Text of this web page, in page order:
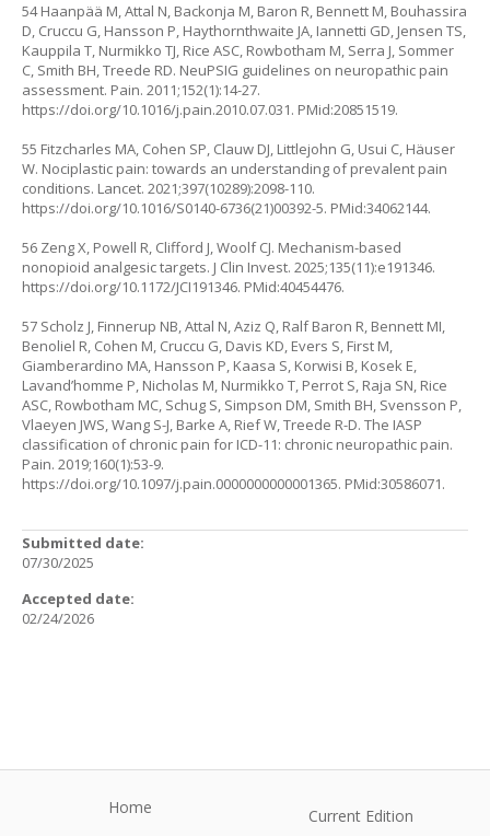
54 Haanpää M, Attal N, Backonja M, Baron R, Bennett M, Bouhassira
D, Cruccu G, Hansson P, Haythornthwaite JA, Iannetti GD, Jensen TS,
Kauppila T, Nurmikko TJ, Rice ASC, Rowbotham M, Serra J, Sommer
C, Smith BH, Treede RD. NeuPSIG guidelines on neuropathic pain
assessment. Pain. 2011;152(1):14-27.
https://doi.org/10.1016/j.pain.2010.07.031. PMid:20851519.
55 Fitzcharles MA, Cohen SP, Clauw DJ, Littlejohn G, Usui C, Häuser
W. Nociplastic pain: towards an understanding of prevalent pain
conditions. Lancet. 2021;397(10289):2098-110.
https://doi.org/10.1016/S0140-6736(21)00392-5. PMid:34062144.
56 Zeng X, Powell R, Clifford J, Woolf CJ. Mechanism-based
nonopioid analgesic targets. J Clin Invest. 2025;135(11):e191346.
https://doi.org/10.1172/JCI191346. PMid:40454476.
57 Scholz J, Finnerup NB, Attal N, Aziz Q, Ralf Baron R, Bennett MI,
Benoliel R, Cohen M, Cruccu G, Davis KD, Evers S, First M,
Giamberardino MA, Hansson P, Kaasa S, Korwisi B, Kosek E,
Lavand’homme P, Nicholas M, Nurmikko T, Perrot S, Raja SN, Rice
ASC, Rowbotham MC, Schug S, Simpson DM, Smith BH, Svensson P,
Vlaeyen JWS, Wang S-J, Barke A, Rief W, Treede R-D. The IASP
classification of chronic pain for ICD-11: chronic neuropathic pain.
Pain. 2019;160(1):53-9.
https://doi.org/10.1097/j.pain.0000000000001365. PMid:30586071.
Submitted date:
07/30/2025
Accepted date:
02/24/2026
Home
Current Edition